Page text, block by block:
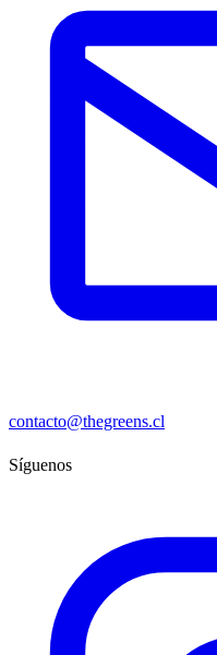
contacto@thegreens.cl
Síguenos